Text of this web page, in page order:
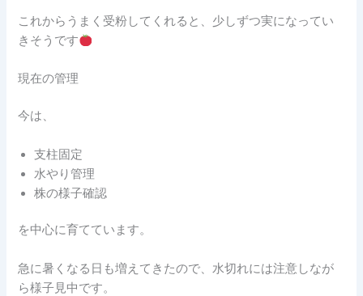
これからうまく受粉してくれると、少しずつ実になってい
きそうです
現在の管理
今は、
支柱固定
水やり管理
株の様子確認
を中心に育てています。
急に暑くなる日も増えてきたので、水切れには注意しなが
ら様子見中です。